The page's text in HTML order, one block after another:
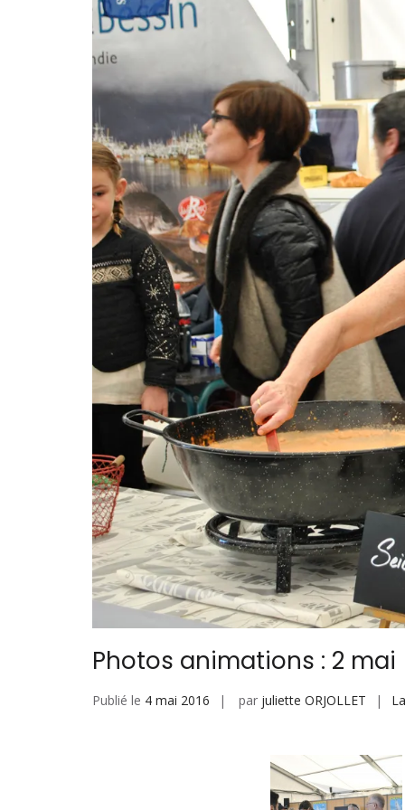
Photos animations : 2 mai
Publié le 4 mai 2016 par juliette ORJOLLET